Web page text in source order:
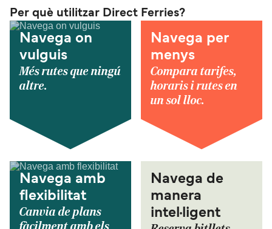
Per què utilitzar Direct Ferries?
Navega on
vulguis
Més rutes que ningú
altre.
Navega per
menys
Compara tarifes,
horaris i rutes en
un sol lloc.
Navega amb
flexibilitat
Canvia de plans
Navega de
manera
intel·ligent